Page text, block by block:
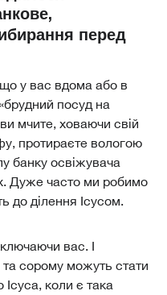
перед
у вас вдома або в
посуд на
мчите, ховаючи свій
протираєте вологою
банку освіжувача
Дуже часто ми робимо
до ділення Ісусом.
вас. І
та сорому можуть стати
коли є така